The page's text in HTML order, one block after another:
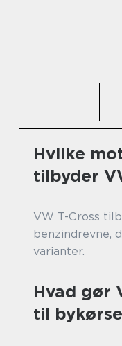
Hvilke
tilbyder
VW T-Cross
benzindrevne,
varianter.
Hvad gør
til